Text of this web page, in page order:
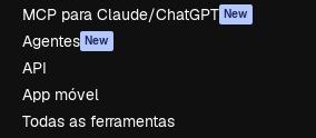
MCP para Claude/ChatGPT New
Agentes New
API
App móvel
Todas as ferramentas